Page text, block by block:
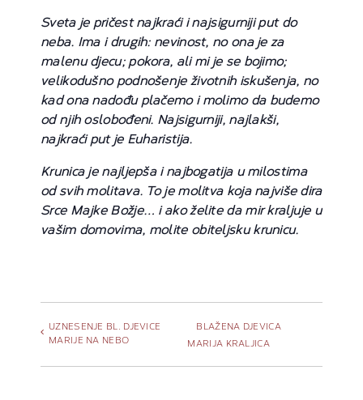
Sveta je pričest najkraći i najsigurniji put do
neba. Ima i drugih: nevinost, no ona je za
malenu djecu; pokora, ali mi je se bojimo;
velikodušno podnošenje životnih iskušenja, no
kad ona nadođu plačemo i molimo da budemo
od njih oslobođeni. Najsigurniji, najlakši,
najkraći put je Euharistija.
Krunica je najljepša i najbogatija u milostima
od svih molitava. To je molitva koja najviše dira
Srce Majke Božje… i ako želite da mir kraljuje u
vašim domovima, molite obiteljsku krunicu.
UZNESENJE BL. DJEVICE
MARIJE NA NEBO
BLAŽENA DJEVICA
MARIJA KRALJICA